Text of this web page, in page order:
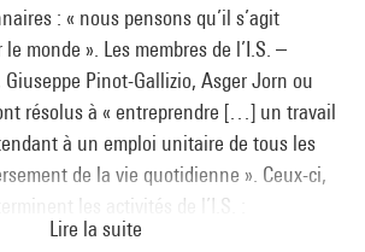
l’Occupation : Jeunes peintres de
: Nicolas Liucci-Goutnikov,
Bernard)
: « nous pensons qu’il s’agit
monde ». Les membres de l’I.S. –
Pinot-Gallizio, Asger Jorn ou
résolus à « entreprendre […] un travail
à un emploi unitaire de tous les
de la vie quotidienne ». Ceux-ci,
les activités de l’I.S. :
urbanisme unitaire,
Lire la suite